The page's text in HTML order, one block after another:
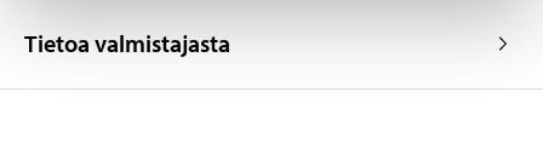
Tietoa valmistajasta